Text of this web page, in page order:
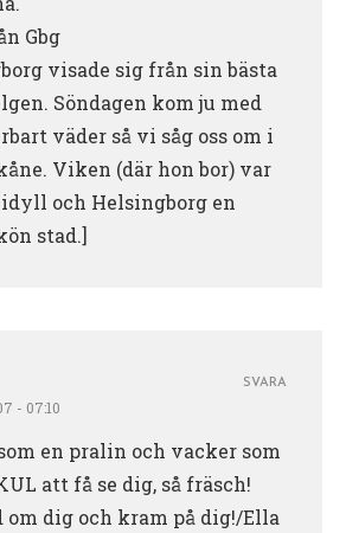
Gbg
visade sig från sin bästa
Söndagen kom ju med
väder så vi såg oss om i
Viken (där hon bor) var
och Helsingborg en
stad.]
- 07:10
en pralin och vacker som
att få se dig, så fräsch!
om dig och kram på dig!/Ella
SVARA